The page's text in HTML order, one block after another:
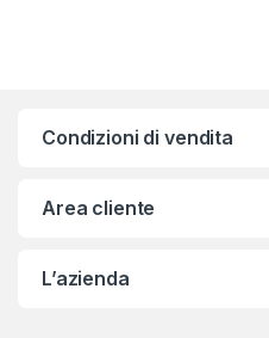
Condizioni di vendita
Area cliente
L’azienda